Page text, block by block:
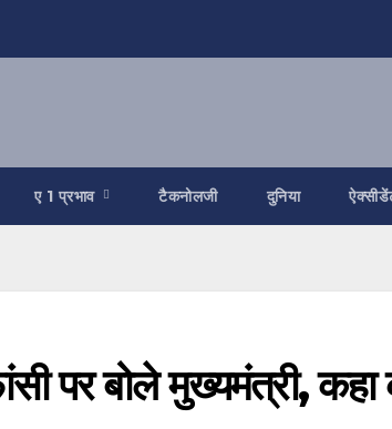
ए 1 प्रभाव टैकनोलजी दुनिया
पर बोले मुख्यमंत्री,